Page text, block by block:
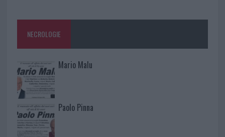
NECROLOGIE
Mario Malu
Paolo Pinna